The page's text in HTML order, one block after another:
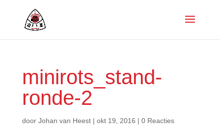
minirots_stand-
ronde-2
door Johan van Heest| okt 19, 2016 | 0 Reacties